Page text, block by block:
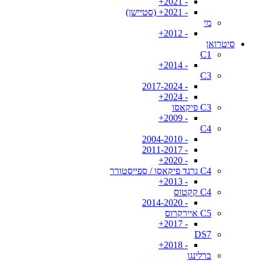
- 2021+ (סטיישן)
מי
- 2012+
סיטרואן
C1
- 2014+
C3
- 2017-2024
- 2024+
C3 פיקאסו
- 2009+
C4
- 2004-2010
- 2011-2017
- 2020+
C4 גרנד פיקאסו / ספייסטורר
- 2013+
C4 קקטוס
- 2014-2020
C5 איירקרוס
- 2017+
DS7
- 2018+
ברלינגו